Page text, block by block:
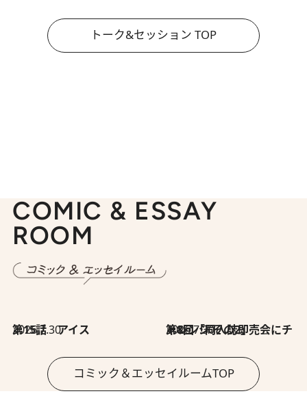
トーク&セッション TOP
COMIC & ESSAY
ROOM
2026.7.30
第15話 アイス 2026.7.30
第8回「同人誌即売会にチャレンジ その2」
コミック＆エッセイルームTOP